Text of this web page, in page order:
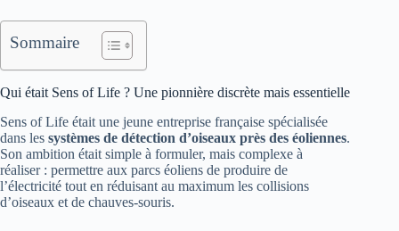
Sommaire
Qui était Sens of Life ? Une pionnière discrète mais essentielle
Sens of Life était une jeune entreprise française spécialisée
dans les systèmes de détection d’oiseaux près des éoliennes.
Son ambition était simple à formuler, mais complexe à
réaliser : permettre aux parcs éoliens de produire de
l’électricité tout en réduisant au maximum les collisions
d’oiseaux et de chauves-souris.